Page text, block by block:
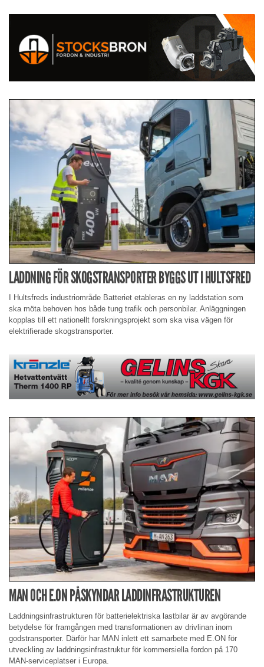
LADDNING FÖR SKOGSTRANSPORTER BYGGS UT I HULTSFRED
I Hultsfreds industriområde Batteriet etableras en ny laddstation som
ska möta behoven hos både tung trafik och personbilar. Anläggningen
kopplas till ett nationellt forskningsprojekt som ska visa vägen för
elektrifierade skogstransporter.
MAN OCH E.ON PÅSKYNDAR LADDINFRASTRUKTUREN
Laddningsinfrastrukturen för batterielektriska lastbilar är av avgörande
betydelse för framgången med transformationen av drivlinan inom
godstransporter. Därför har MAN inlett ett samarbete med E.ON för
utveckling av laddningsinfrastruktur för kommersiella fordon på 170
MAN-serviceplatser i Europa.